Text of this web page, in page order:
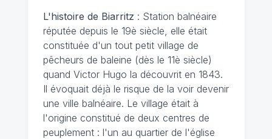
L'histoire de Biarritz : Station balnéaire
réputée depuis le 19è siècle, elle était
constituée d'un tout petit village de
pêcheurs de baleine (dès le 11è siècle)
quand Victor Hugo la découvrit en 1843.
Il évoquait déjà le risque de la voir devenir
une ville balnéaire. Le village était à
l'origine constitué de deux centres de
peuplement : l'un au quartier de l'église